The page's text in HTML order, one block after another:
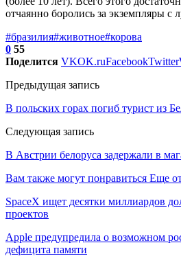
отчаянно боролись за экземпляры с
#бразилия#животное#корова
0 55
Поделится VKOK.ruFacebookTwitter
Предыдущая запись
В польских горах погиб турист из
Следующая запись
В Австрии белоруса задержали в
Вам также могут понравиться Еще
SpaceX ищет десятки миллиардов
проектов
Apple предупредила о возможном
дефицита памяти